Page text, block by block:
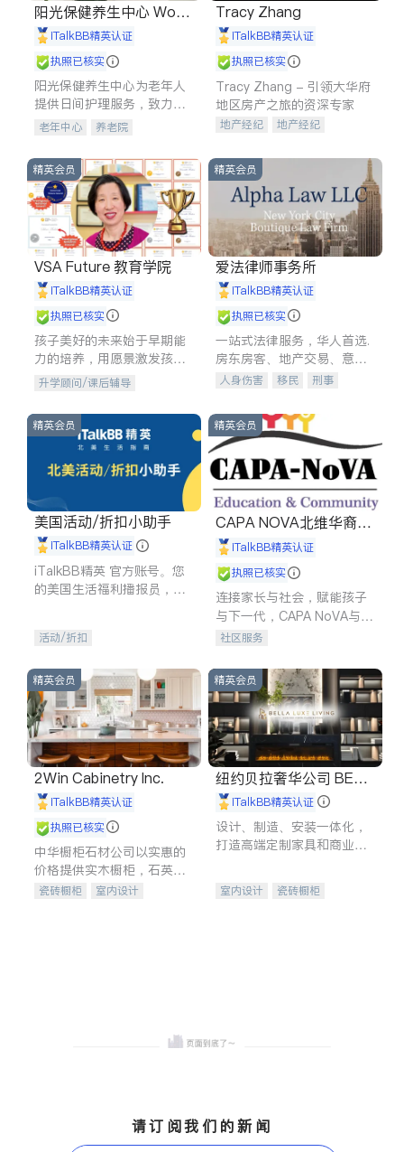
阳光保健养生中心 World
shine
iTalkBB精英认证
执照已核实
阳光保健养生中心为老年人
提供日间护理服务，致力于
通过持续的护理创新来有效
老年中心 养老院
Tracy Zhang
iTalkBB精英认证
执照已核实
Tracy Zhang - 引领大华府
地区房产之旅的资深专家
地产经纪
地产经纪
商铺租售
精英会员
VSA Future 教育学院
iTalkBB精英认证
执照已核实
孩子美好的未来始于早期能
力的培养，用愿景激发孩子
的学习潜力和动力。理念：
拥有成长型心态是成功的基
石。
升学顾问/课后辅导
精英会员
爱法律师事务所
iTalkBB精英认证
执照已核实
一站式法律服务，华人首选.
房东房客、地产交易、意外
伤害、车祸重伤、商业诉
建筑合同、刑事案件全包办
人身伤害 移民
刑事
信托/遗嘱
商业
索赔
律师-其它 保释
精英会员
美国活动/折扣小助手
iTalkBB精英认证
iTalkBB精英 官方账号。您
的美国生活福利播报员，精
专属福利。
活动/折扣
精英会员
CAPA NOVA北维华裔家
长会iTalkBB精英认证
执照已核实
连接家长与社会，赋能孩子
与下一代，CAPA NoVA与您
携手建设包容、公平、充满
社区服务
精英会员
2Win Cabinetry Inc.
iTalkBB精英认证
执照已核实
中华橱柜石材公司以实惠的
价格提供实木橱柜，石英石
台面，多种优质不锈钢水
瓷砖橱柜
室内设计
精英会员
纽约贝拉奢华公司 BELL
A LUXE
iTalkBB精英认证
设计、制造、安装一体化，
打造高端定制家具和商业空
室内设计
瓷砖橱柜
请订阅我们的新闻